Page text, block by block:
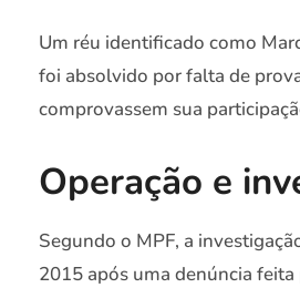
Um réu identificado como
foi absolvido por falta de
comprovassem sua
Operação e
Segundo o MPF, a
2015 após uma denúncia